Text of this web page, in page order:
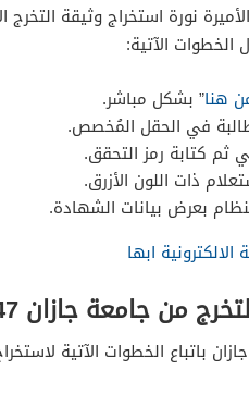
الخطوات الآتية:
هنا” بشكل مباشر.
في الحقل المُخصص.
ثم كتابة رمز التحقق.
ذات اللون الأزرق.
بعرض بيانات الشهادة.
ابها
من جامعة جازان 1447
باتباع الخطوات الآتية